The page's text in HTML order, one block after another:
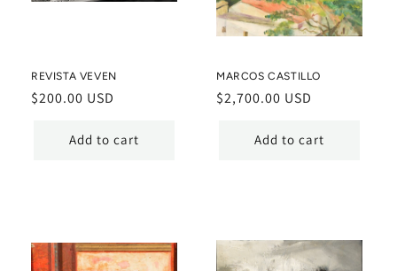
REVISTA VEVEN
Regular
$200.00 USD
Add to cart
MARCOS CASTILLO
Regular
$2,700.00 USD
Add to cart